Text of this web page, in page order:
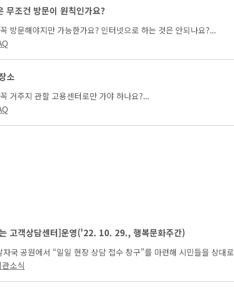
무조건 방문이 원칙인가요?
방문해야지만 가능한가요? 인터넷으로 하는 것은 안되나요?...
소
거주지 관할 고용센터로만 가야 하나요?...
고객상담센터]운영('22. 10. 29., 행복문화주간)
자국 공원에서 “일일 현장 상담 접수 창구”를 마련해 시민들을 상대로
에서 고용노동 정책 홍보 등...
소식